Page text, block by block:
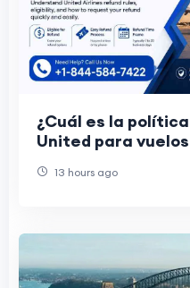
¿Cuál es la
United para
13 hours ago